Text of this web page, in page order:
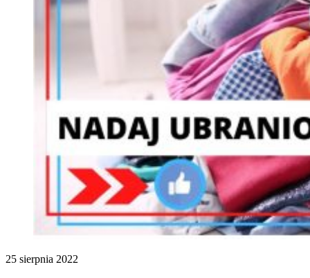
25 sierpnia 2022